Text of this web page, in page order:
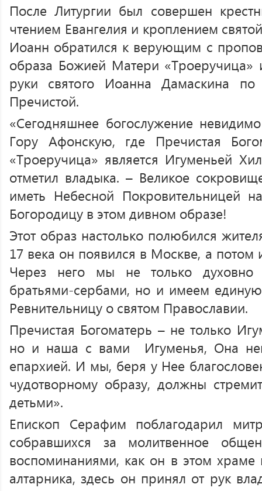
После Литургии был совершен
чтением Евангелия и кроплением
Иоанн обратился к верующим с
образа Божией Матери «Троеручица»
руки святого Иоанна Дамаскина
Пречистой.
«Сегодняшнее богослужение
Гору Афонскую, где Пречистая
«Троеручица» является Игуменьей
отметил владыка. – Великое
иметь Небесной Покровительницей
Богородицу в этом дивном образе!
Этот образ настолько полюбился
17 века он появился в Москве, а потом
Через него мы не только
братьями-сербами, но и имеем
Ревнительницу о святом Православии.
Пречистая Богоматерь – не только
но и наша с вами Игуменья, Она
епархией. И мы, беря у Нее
чудотворному образу, должны
детьми».
Епископ Серафим поблагодарил
собравшихся за молитвенное
воспоминаниями, как он в этом храме
алтарника, здесь он принял от рук